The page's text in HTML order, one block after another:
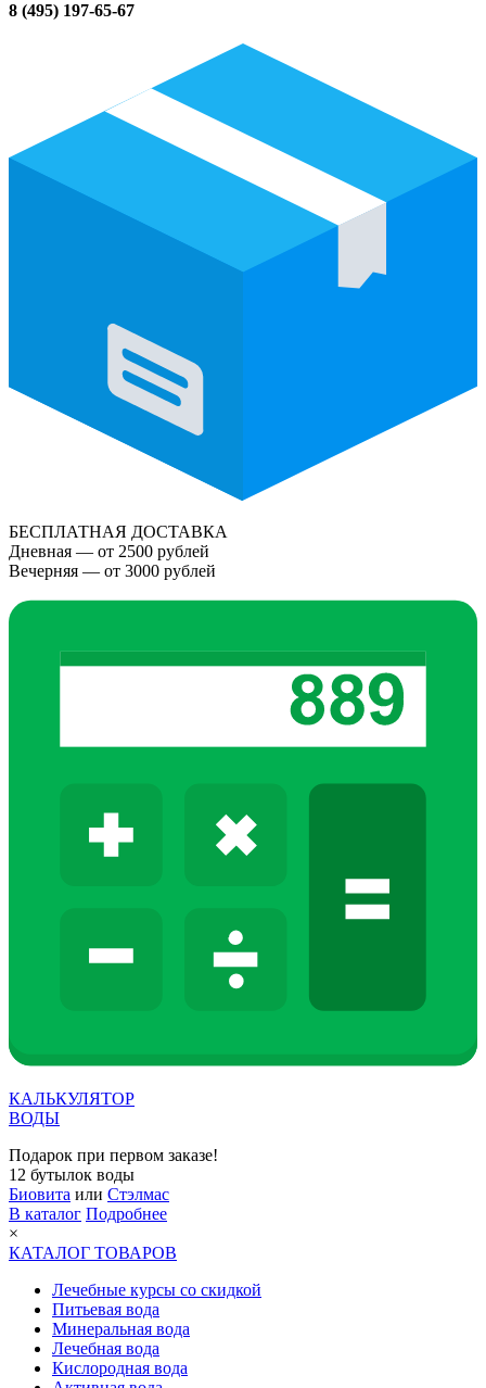
8 (495) 197-65-67
БЕСПЛАТНАЯ ДОСТАВКА
Дневная — от 2500 рублей
Вечерняя — от 3000 рублей
КАЛЬКУЛЯТОР
ВОДЫ
Подарок при первом заказе!
12 бутылок воды
Биовита или Стэлмас
В каталог Подробнее
×
КАТАЛОГ ТОВАРОВ
Лечебные курсы со скидкой
Питьевая вода
Минеральная вода
Лечебная вода
Кислородная вода